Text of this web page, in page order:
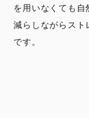
を用いなくても自
減らしながらスト
です。